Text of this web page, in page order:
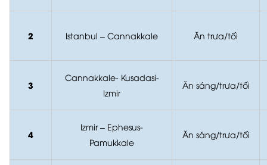
2 Istanbul – Cannakkale Ăn trưa/tối
3
Cannakkale- Kusadasi-
Izmir
Ăn sáng/trưa/tối
4
Izmir – Ephesus-
Pamukkale
Ăn sáng/trưa/tối